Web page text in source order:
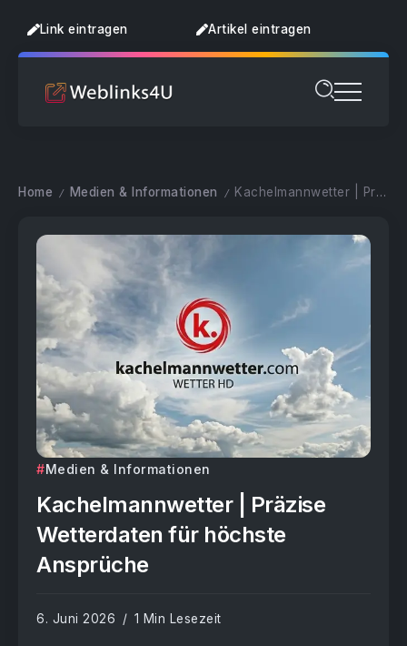
Link eintragen Artikel eintragen
Home / Medien & Informationen / Kachelmannwetter | Präzise Wetterdaten für höchste Ansprüche
Medien & Informationen
Kachelmannwetter | Präzise
Wetterdaten für höchste
Ansprüche
6. Juni 2026 1 Min Lesezeit